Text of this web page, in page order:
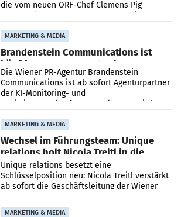
die vom neuen ORF-Chef Clemens Pig
vorgeschlagenen Besetzungen für die
MARKETING & MEDIA
Brandenstein Communications ist
künftig Partner von OtterlyAI
Die Wiener PR-Agentur Brandenstein
Communications ist ab sofort Agenturpartner
der KI-Monitoring- und
Optimierungsplattform OtterlyAI. Damit baut
MARKETING & MEDIA
Wechsel im Führungsteam: Unique
relations holt Nicola Treitl in die
Geschäftsleitung
Unique relations besetzt eine
Schlüsselposition neu: Nicola Treitl verstärkt
ab sofort die Geschäftsleitung der Wiener
PR-Agentur an der Seite von Josef Kalina und
Anna Kalina-Mahr.
MARKETING & MEDIA